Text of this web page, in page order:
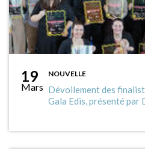
19
Mars
NOUVELLE
Dévoilement des
Gala Edis, présenté par